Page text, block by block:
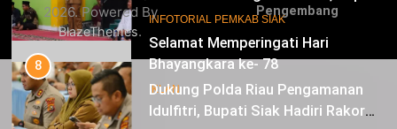
17
Selamat Memperingati Hari
Bhayangkara ke- 78
IKLAN
Siak Jemput Aspirasi Warga
INFOTORIAL PEMKAB SIAK
8
Dukung Polda Riau Pengamanan
Idulfitri, Bupati Siak Hadiri Rakor
2026. Powered By
BlazeThemes.
Pengembang